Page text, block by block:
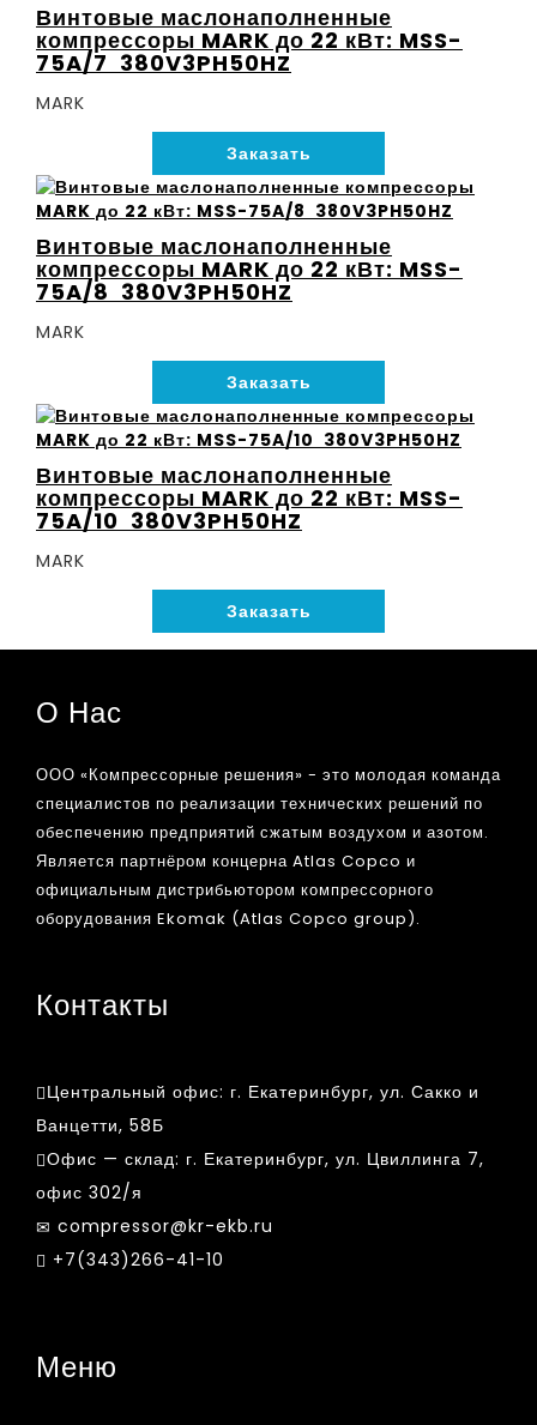
Винтовые маслонаполненные
компрессоры MARK до 22 кВт: MSS-
75A/7 380V3PH50HZ
MARK
Заказать
Винтовые маслонаполненные
компрессоры MARK до 22 кВт: MSS-
75A/8 380V3PH50HZ
MARK
Заказать
Винтовые маслонаполненные
компрессоры MARK до 22 кВт: MSS-
75A/10 380V3PH50HZ
MARK
Заказать
О Нас
ООО «Компрессорные решения» - это молодая команда
специалистов по реализации технических решений по
обеспечению предприятий сжатым воздухом и азотом.
Является партнёром концерна Atlas Copco и
официальным дистрибьютором компрессорного
оборудования Ekomak (Atlas Copco group).
Контакты
Центральный офис: г. Екатеринбург, ул. Сакко и
Ванцетти, 58Б
Офис — склад: г. Екатеринбург, ул. Цвиллинга 7,
офис 302/я
compressor@kr-ekb.ru
+7(343)266-41-10
Меню